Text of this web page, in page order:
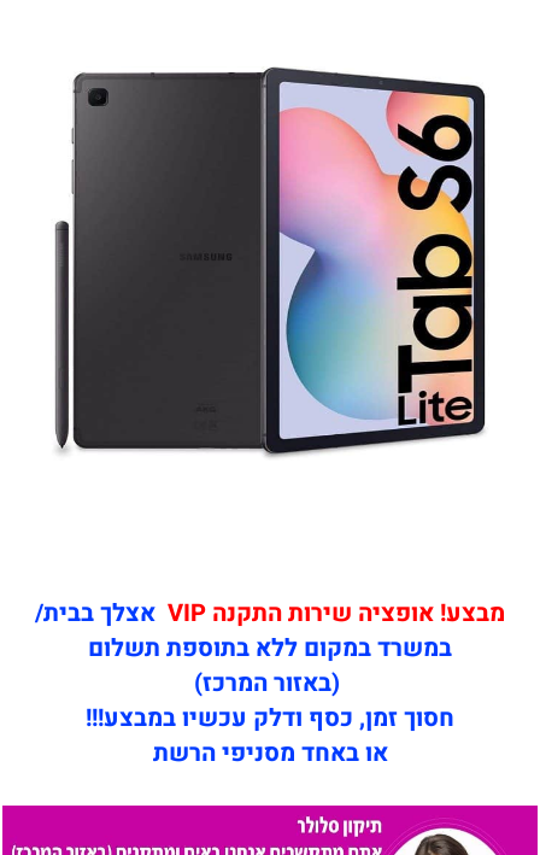
מבצע! אופציה שירות התקנה VIP
אצלך בבית/
במשרד במקום ללא בתוספת תשלום
(באזור המרכז)
חסוך זמן, כסף ודלק עכשיו במבצע!!!
או באחד מסניפי הרשת